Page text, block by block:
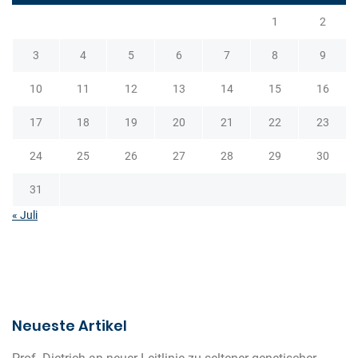
t
1 2
3 4 5 6 7 8 9
10 11 12 13 14 15 16
17 18 19 20 21 22 23
24 25 26 27 28 29 30
31
« Juli
Neueste Artikel